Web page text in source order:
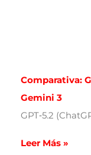
Comparativa:
Gemini 3
GPT‑5.2
Leer Más »